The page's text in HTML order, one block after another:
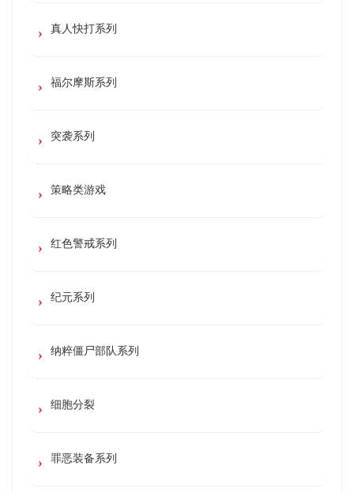
真人快打系列
福尔摩斯系列
突袭系列
策略类游戏
红色警戒系列
纪元系列
纳粹僵尸部队系列
细胞分裂
罪恶装备系列